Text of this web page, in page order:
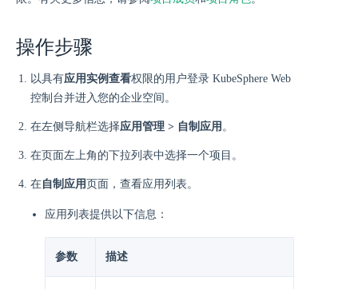
操作步骤
以具有应用实例查看权限的用户登录 KubeSphere Web
控制台并进入您的企业空间。
在左侧导航栏选择应用管理 > 自制应用 。
在页面左上角的下拉列表中选择一个项目。
在自制应用页面，查看应用列表。
应用列表提供以下信息：
参数 描述